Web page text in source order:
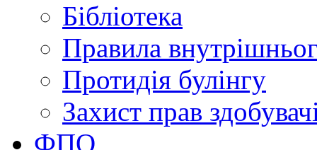
Бібліотека
Правила
Протидія булінгу
Захист прав
ФПО